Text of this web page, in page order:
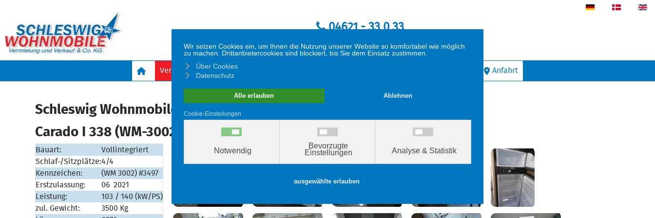
04621 - 33 0 33
Werner von Siemens Str. 9 | D-24837 Schleswig
Vermietfahrzeuge Exklusiv Anfahrt
Schleswig Wohnmobile Vermietung und Verkauf
Carado I 338 (WM-3002) #3497
Bauart:
Vollintegriert
Schlaf-/Sitzplätze:4/4
Kennzeichen:
(WM 3002) #3497
Erstzulassung:
06 2021
Leistung:
103 / 140 (kW/PS)
zul. Gewicht:
3500 Kg